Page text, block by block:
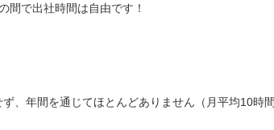
間で出社時間は自由です！
、年間を通じてほとんどありません（月平均10時間